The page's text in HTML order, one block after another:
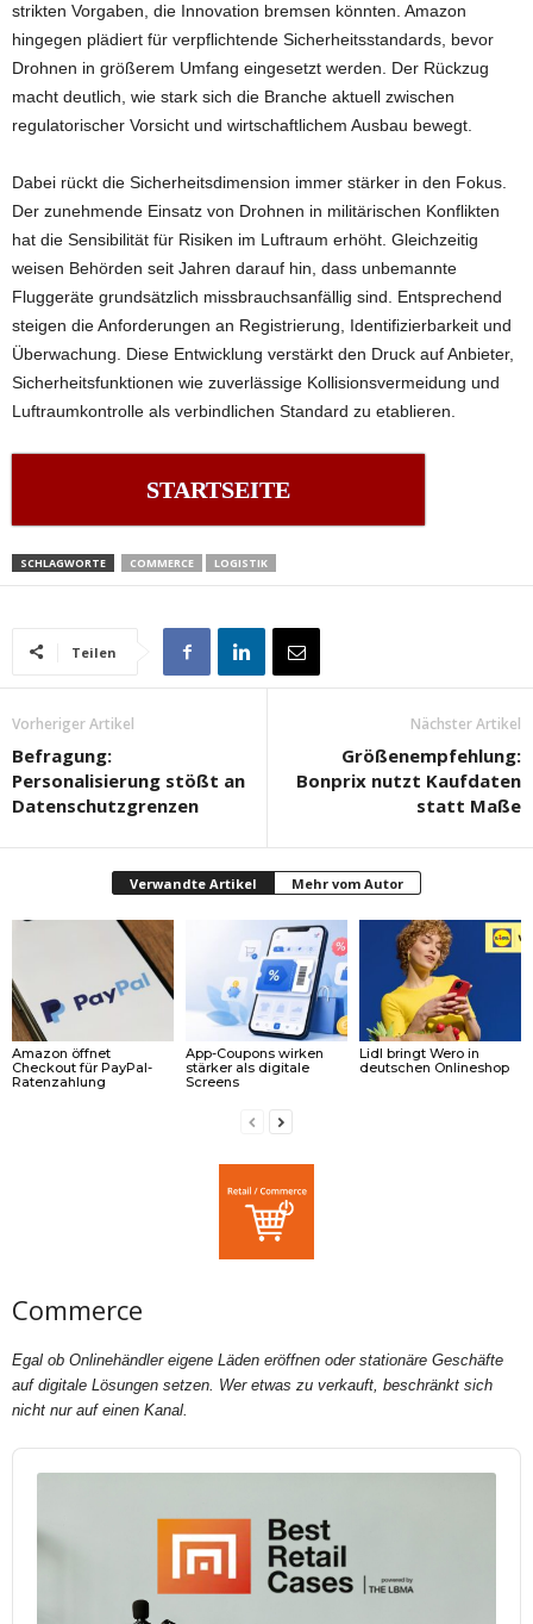
strikten Vorgaben, die Innovation bremsen könnten. Amazon
hingegen plädiert für verpflichtende Sicherheitsstandards, bevor
Drohnen in größerem Umfang eingesetzt werden. Der Rückzug
macht deutlich, wie stark sich die Branche aktuell zwischen
regulatorischer Vorsicht und wirtschaftlichem Ausbau bewegt.
Dabei rückt die Sicherheitsdimension immer stärker in den Fokus.
Der zunehmende Einsatz von Drohnen in militärischen Konflikten
hat die Sensibilität für Risiken im Luftraum erhöht. Gleichzeitig
weisen Behörden seit Jahren darauf hin, dass unbemannte
Fluggeräte grundsätzlich missbrauchsanfällig sind. Entsprechend
steigen die Anforderungen an Registrierung, Identifizierbarkeit und
Überwachung. Diese Entwicklung verstärkt den Druck auf Anbieter,
Sicherheitsfunktionen wie zuverlässige Kollisionsvermeidung und
Luftraumkontrolle als verbindlichen Standard zu etablieren.
STARTSEITE
SCHLAGWORTE COMMERCE LOGISTIK
Teilen
Vorheriger Artikel
Befragung:
Personalisierung stößt an
Datenschutzgrenzen
Nächster Artikel
Größenempfehlung:
Bonprix nutzt Kaufdaten
statt Maße
Verwandte Artikel Mehr vom Autor
Amazon öffnet
Checkout für PayPal-
Ratenzahlung
App-Coupons wirken
stärker als digitale
Screens
Lidl bringt Wero in
deutschen Onlineshop
Commerce
Egal ob Onlinehändler eigene Läden eröffnen oder stationäre Geschäfte
auf digitale Lösungen setzen. Wer etwas zu verkauft, beschränkt sich
nicht nur auf einen Kanal.
Audio
Player